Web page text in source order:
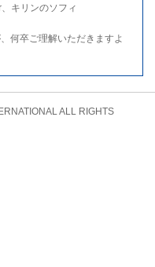
キリンのソフィ
何卒ご理解いただきますよ